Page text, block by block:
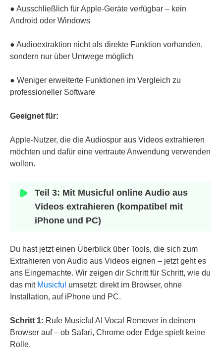
● Ausschließlich für Apple-Geräte verfügbar – kein
Android oder Windows
● Audioextraktion nicht als direkte Funktion vorhanden,
sondern nur über Umwege möglich
● Weniger erweiterte Funktionen im Vergleich zu
professioneller Software
Geeignet für:
Apple-Nutzer, die die Audiospur aus Videos extrahieren
möchten und dafür eine vertraute Anwendung verwenden
wollen.
Teil 3: Mit Musicful online Audio aus
Videos extrahieren (kompatibel mit
iPhone und PC)
Du hast jetzt einen Überblick über Tools, die sich zum
Extrahieren von Audio aus Videos eignen – jetzt geht es
ans Eingemachte. Wir zeigen dir Schritt für Schritt, wie du
das mit Musicful umsetzt: direkt im Browser, ohne
Installation, auf iPhone und PC.
Schritt 1: Rufe Musicful AI Vocal Remover in deinem
Browser auf – ob Safari, Chrome oder Edge spielt keine
Rolle.